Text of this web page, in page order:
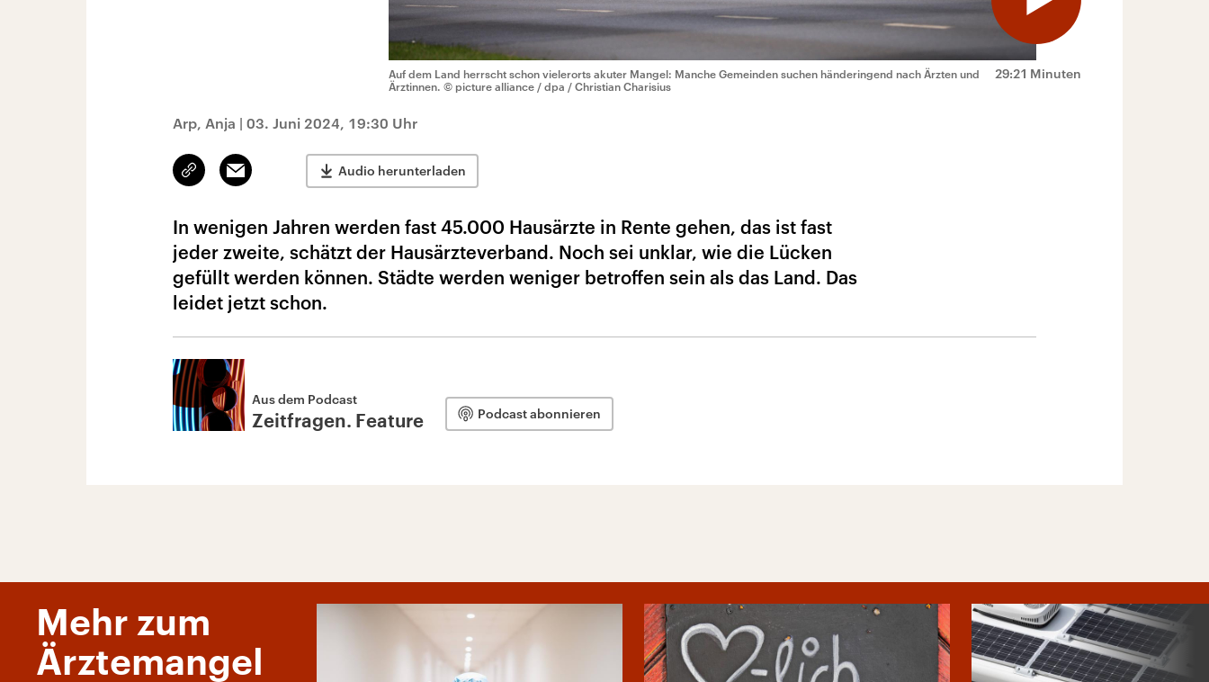
29:21 Minuten
Auf dem Land herrscht schon vielerorts akuter Mangel: Manche Gemeinden suchen händeringend nach Ärzten und
Ärztinnen. © picture alliance / dpa / Christian Charisius
Arp, Anja | 03. Juni 2024, 19:30 Uhr
Link
kopieren/teilen
Email Audio herunterladen
In wenigen Jahren werden fast 45.000 Hausärzte in Rente gehen, das ist fast
jeder zweite, schätzt der Hausärzteverband. Noch sei unklar, wie die Lücken
gefüllt werden können. Städte werden weniger betroffen sein als das Land. Das
leidet jetzt schon.
Aus dem Podcast
Zeitfragen. Feature Podcast abonnieren
Mehr zum
Ärztemangel